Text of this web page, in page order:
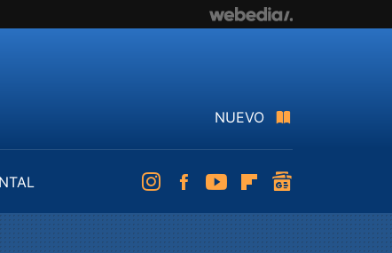
NUEVO
InstagramFacebookYoutubeFlipboard